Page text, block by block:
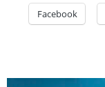
Facebook